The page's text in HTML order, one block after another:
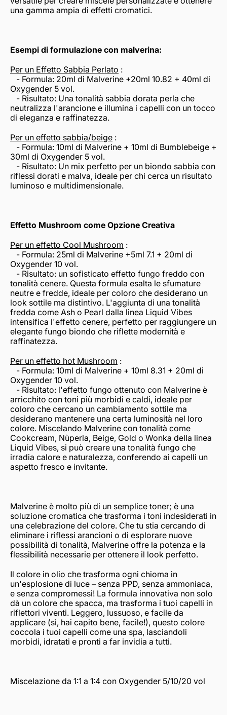
una gamma ampia di effetti cromatici.
Esempi di formulazione con malverina:
Per un Effetto Sabbia Perlato :
- Formula: 20ml di Malverine +20ml 10.82 + 40ml di
Oxygender 5 vol.
- Risultato: Una tonalità sabbia dorata perla che
neutralizza l'arancione e illumina i capelli con un tocco
di eleganza e raffinatezza.
Per un effetto sabbia/beige :
- Formula: 10ml di Malverine + 10ml di Bumblebeige +
30ml di Oxygender 5 vol.
- Risultato: Un mix perfetto per un biondo sabbia con
riflessi dorati e malva, ideale per chi cerca un risultato
luminoso e multidimensionale.
Effetto Mushroom come Opzione Creativa
Per un effetto Cool Mushroom :
- Formula: 25ml di Malverine +5ml 7.1 + 20ml di
Oxygender 10 vol.
- Risultato: un sofisticato effetto fungo freddo con
tonalità cenere. Questa formula esalta le sfumature
neutre e fredde, ideale per coloro che desiderano un
look sottile ma distintivo. L'aggiunta di una tonalità
fredda come Ash o Pearl dalla linea Liquid Vibes
intensifica l'effetto cenere, perfetto per raggiungere un
elegante fungo biondo che riflette modernità e
raffinatezza.
Per un effetto hot Mushroom :
- Formula: 10ml di Malverine + 10ml 8.31 + 20ml di
Oxygender 10 vol.
- Risultato: l'effetto fungo ottenuto con Malverine è
arricchito con toni più morbidi e caldi, ideale per
coloro che cercano un cambiamento sottile ma
desiderano mantenere una certa luminosità nel loro
colore. Miscelando Malverine con tonalità come
Cookcream, Nùperla, Beige, Gold o Wonka della linea
Liquid Vibes, si può creare una tonalità fungo che
irradia calore e naturalezza, conferendo ai capelli un
aspetto fresco e invitante.
Malverine è molto più di un semplice toner; è una
soluzione cromatica che trasforma i toni indesiderati in
una celebrazione del colore. Che tu stia cercando di
eliminare i riflessi arancioni o di esplorare nuove
possibilità di tonalità, Malverine offre la potenza e la
flessibilità necessarie per ottenere il look perfetto.
Il colore in olio che trasforma ogni chioma in
un'esplosione di luce – senza PPD, senza ammoniaca,
e senza compromessi! La formula innovativa non solo
dà un colore che spacca, ma trasforma i tuoi capelli in
riflettori viventi. Leggero, lussuoso, e facile da
applicare (sì, hai capito bene, facile!), questo colore
coccola i tuoi capelli come una spa, lasciandoli
morbidi, idratati e pronti a far invidia a tutti.
Miscelazione da 1:1 a 1:4 con Oxygender 5/10/20 vol